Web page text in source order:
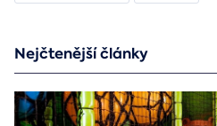
Nejčtenější články